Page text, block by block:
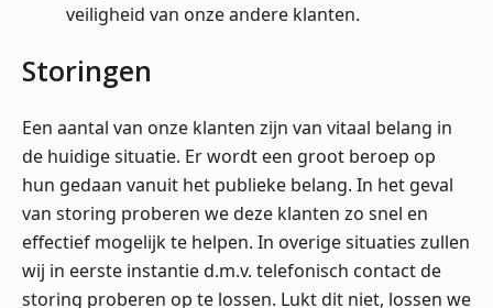
veiligheid van onze andere klanten.
Storingen
Een aantal van onze klanten zijn van vitaal belang in
de huidige situatie. Er wordt een groot beroep op
hun gedaan vanuit het publieke belang. In het geval
van storing proberen we deze klanten zo snel en
effectief mogelijk te helpen. In overige situaties zullen
wij in eerste instantie d.m.v. telefonisch contact de
storing proberen op te lossen. Lukt dit niet, lossen we